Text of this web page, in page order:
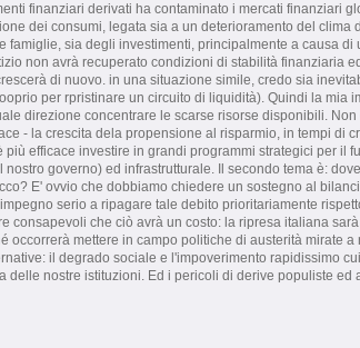
finanziari derivati ha contaminato i mercati finanziari
dei consumi, legata sia a un deterioramento del clima
famiglie, sia degli investimenti, principalmente a causa
non avrà recuperato condizioni di stabilità finanziaria
di nuovo. in una situazione simile, credo sia
per rpristinare un circuito di liquidità). Quindi la mia
direzione concentrare le scarse risorse disponibili.
- la crescita dela propensione al risparmio, in tempi di
efficace investire in grandi programmi strategici per il
governo) ed infrastrutturale. Il secondo tema è:
E' ovvio che dobbiamo chiedere un sostegno al
serio a ripagare tale debito prioritariamente
consapevoli che ciò avrà un costo: la ripresa italiana
occorrerà mettere in campo politiche di austerità mirate
il degrado sociale e l'impoverimento rapidissimo
delle nostre istituzioni. Ed i pericoli di derive populiste